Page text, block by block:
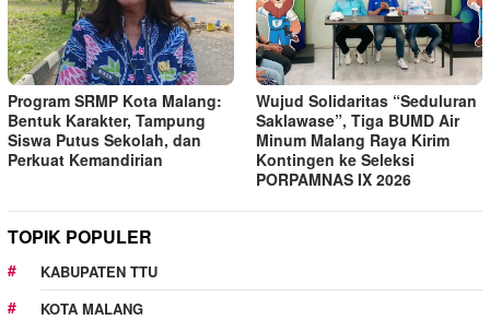
Program SRMP Kota Malang:
Bentuk Karakter, Tampung
Siswa Putus Sekolah, dan
Perkuat Kemandirian
Wujud Solidaritas “Seduluran
Saklawase”, Tiga BUMD Air
Minum Malang Raya Kirim
Kontingen ke Seleksi
PORPAMNAS IX 2026
TOPIK POPULER
KABUPATEN TTU
KOTA MALANG